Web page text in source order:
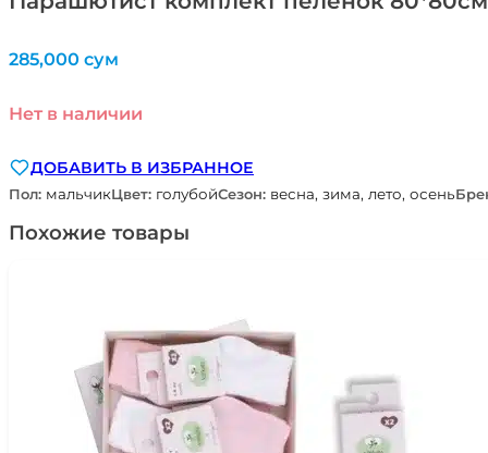
285,000 сум
Нет в наличии
ДОБАВИТЬ В ИЗБРАННОЕ
Пол: мальчикЦвет: голубойСезон: весна, зима, лето, осень
Похожие товары